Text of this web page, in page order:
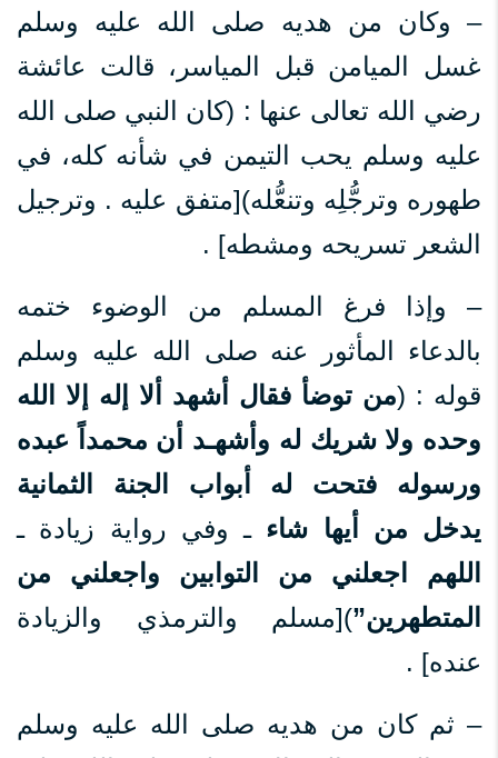
– وكان من هديه صلى الله عليه وسلم
غسل الميامن قبل المياسر، قالت عائشة
رضي الله تعالى عنها : (كان النبي صلى الله
عليه وسلم يحب التيمن في شأنه كله، في
طهوره وترجُّلِه وتنعُّله)[متفق عليه . وترجيل
الشعر تسريحه ومشطه] .
– وإذا فرغ المسلم من الوضوء ختمه
بالدعاء المأثور عنه صلى الله عليه وسلم
قوله : (من توضأ فقال أشهد ألا إله إلا الله
وحده ولا شريك له وأشهـد أن محمداً عبده
ورسوله فتحت له أبواب الجنة الثمانية
يدخل من أيها شاء ـ وفي رواية زيادة ـ
اللهم اجعلني من التوابين واجعلني من
المتطهرين”)[مسلم والترمذي والزيادة
عنده] .
– ثم كان من هديه صلى الله عليه وسلم